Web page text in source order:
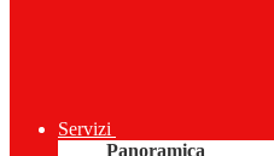
Servizi
Panoramica